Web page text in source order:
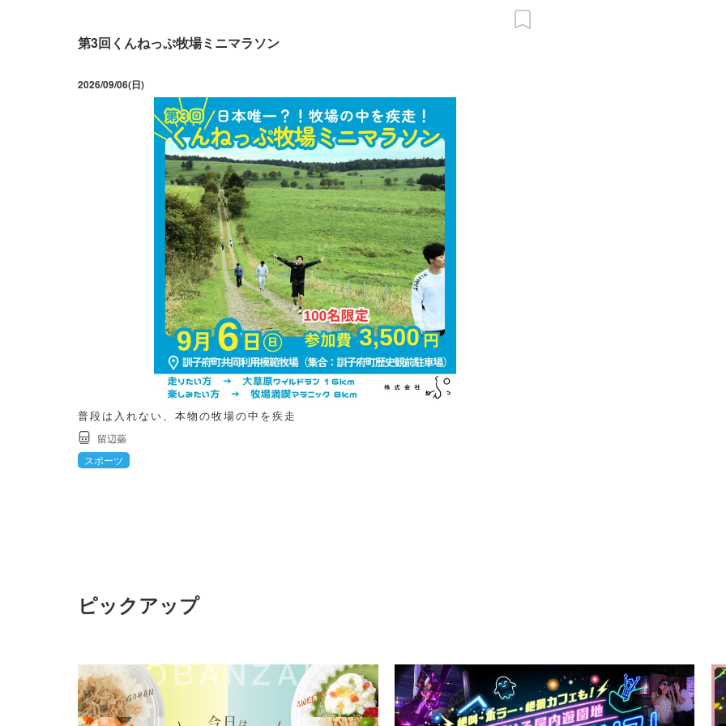
第3回くんねっぷ牧場ミニマラソン
2026/09/06(日)
普段は入れない、本物の牧場の中を疾走
留辺蘂
スポーツ
ピックアップ